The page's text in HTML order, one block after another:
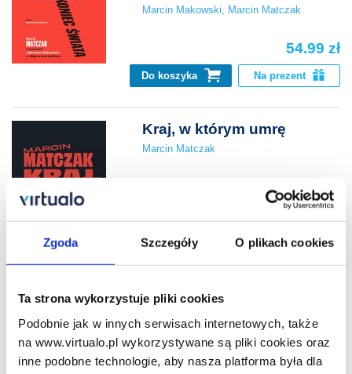
Zgoda Szczegóły O plikach cookies
Ta strona wykorzystuje pliki cookies
Podobnie jak w innych serwisach internetowych, także
na www.virtualo.pl wykorzystywane są pliki cookies oraz
inne podobne technologie, aby nasza platforma była dla
Marcin Makowski, Marcin Matczak
54.99 zł
Do koszyka Na prezent
Kraj, w którym umrę
Marcin Matczak
18.99 zł
Do koszyka Na prezent
Tajne państwo z kartonu.
bezprawiu i
niesprawiedliwości
Marcin Matczak